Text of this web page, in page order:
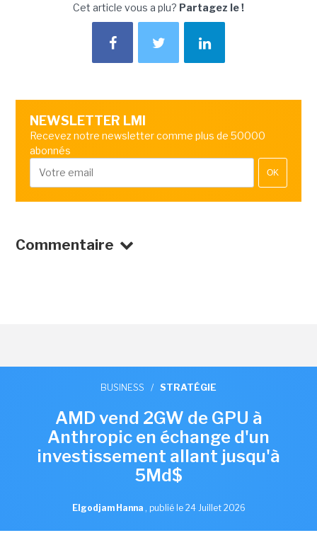
Cet article vous a plu? Partagez le !
NEWSLETTER LMI
Recevez notre newsletter comme plus de 50000
abonnés
OK
Commentaire
BUSINESS / STRATÉGIE
AMD vend 2GW de GPU à
Anthropic en échange d'un
investissement allant jusqu'à
5Md$
Elgodjam Hanna , publié le 24 Juillet 2026